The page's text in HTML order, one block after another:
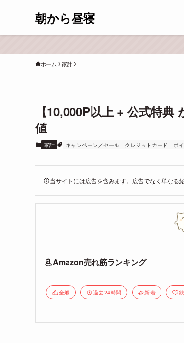
朝から昼寝
ホーム 家計
【10,000P以上 + 公式特
値
家計 キャンペーン／セール クレジットカード ポ
当サイトには広告を含みます。広告でなく単なる
Amazon売れ筋ランキング
全般 過去24時間 新着